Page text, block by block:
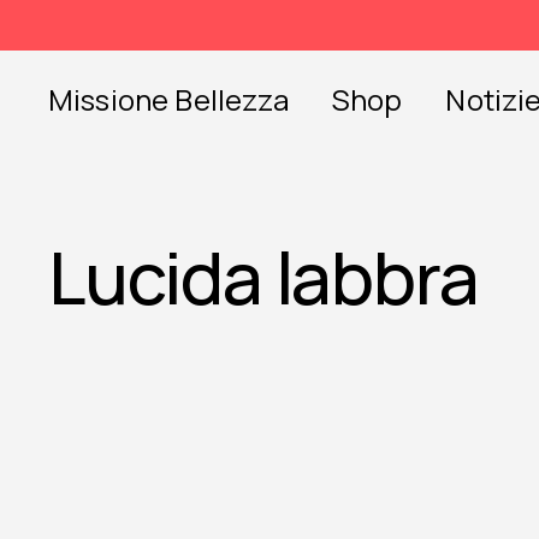
content
Missione Bellezza Shop Notizie
Lucida labbra